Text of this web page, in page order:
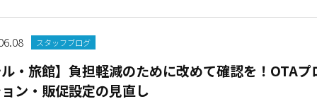
スタッフブログ
・旅館】負担軽減のために改めて確認を！OTAプ
ン・販促設定の見直し